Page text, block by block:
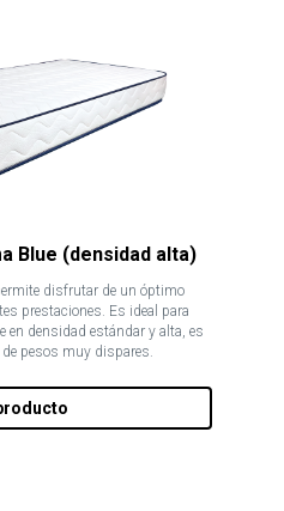
Blue (densidad alta)
disfrutar de un óptimo
prestaciones. Es ideal para
en densidad estándar y alta, es
pesos muy dispares.